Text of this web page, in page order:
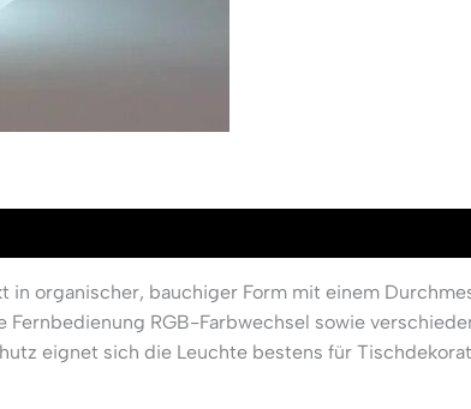
organischer, bauchiger Form mit einem
RGB-Farbwechsel sowie
eignet sich die Leuchte bestens für